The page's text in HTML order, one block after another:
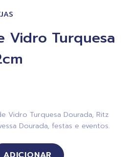
Vidro Turquesa
Vidro Turquesa Dourada, Ritz
Dourada, festas e eventos.